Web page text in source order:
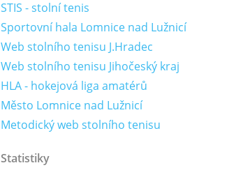
STIS - stolní tenis
Sportovní hala Lomnice nad Lužnicí
Web stolního tenisu J.Hradec
Web stolního tenisu Jihočeský kraj
HLA - hokejová liga amatérů
Město Lomnice nad Lužnicí
Metodický web stolního tenisu
Statistiky